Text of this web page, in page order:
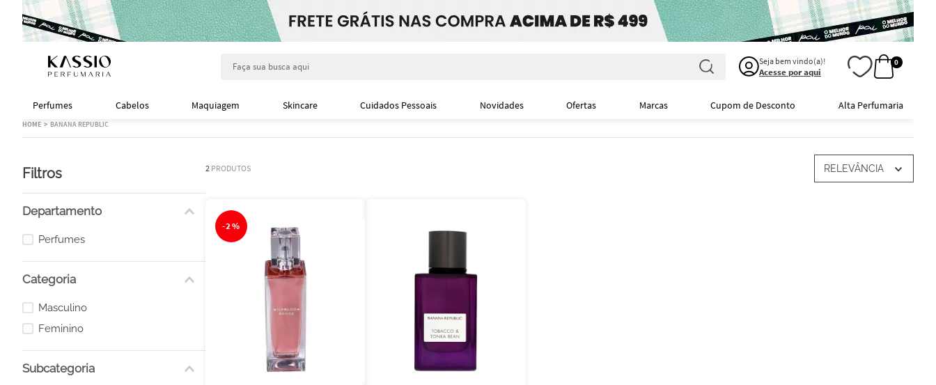
Seja bem vindo(a)!
Acesse por aqui
0
Perfumes Cabelos Maquiagem Skincare Cuidados Pessoais Novidades Ofertas Marcas Cupom de Desconto Alta Perfumaria
BANANA REPUBLIC
Filtros
Departamento
Perfumes
Categoria
Masculino
Feminino
Subcategoria
2 PRODUTOS RELEVÂNCIA
-2%